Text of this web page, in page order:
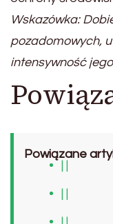
Wskazówka:
pozadomowych,
intensywność
Powiązane